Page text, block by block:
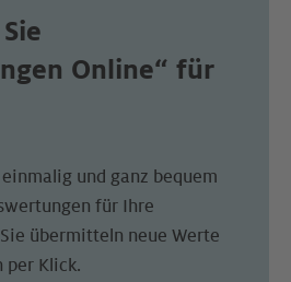
Online“ für
und ganz bequem
für Ihre
übermitteln neue Werte
per Klick.